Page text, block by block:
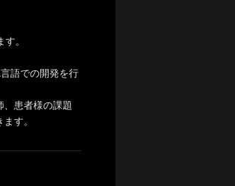
。
語での開発を行
、患者様の課題
す。